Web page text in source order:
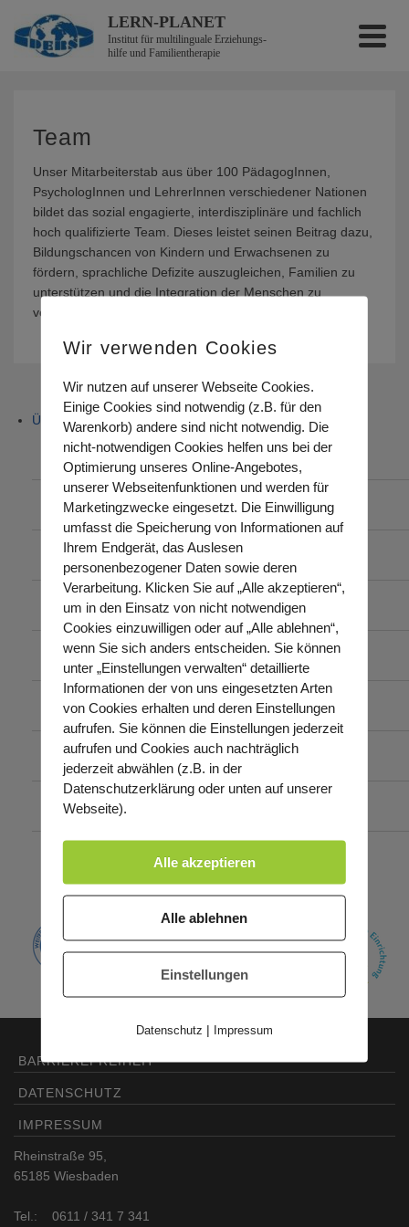
LERN-PLANET
Institut für multilinguale Erzieh­ungs­
hilfe und Familientherapie
Über uns
Benjamin Bulgay
Grußworte
Team
Räume
Leitbild
Ehrenamt
DERS-Verlag
Chronik
Team
Unser Mitarbeiterstab aus über 100 PädagogInnen,
PsychologInnen und LehrerInnen verschiedener Nationen
bildet das sozial engagierte, interdisziplinäre und fachlich
hoch qualifizierte Team. Dieses leistet seinen Beitrag dazu,
Bildungschancen von Kindern und Erwachsenen zu
fördern, sprachliche Defizite auszugleichen, Familien zu
unterstützen und die Integration der Menschen zu
verbessern.
BARRIEREFREIHEIT
DATENSCHUTZ
IMPRESSUM
Rheinstraße 95,
65185 Wiesbaden
Tel.: 0611 / 341 7 341
Wir verwenden Cookies
Wir nutzen auf unserer Webseite Cookies.
Einige Cookies sind notwendig (z.B. für den
Warenkorb) andere sind nicht notwendig. Die
nicht-notwendigen Cookies helfen uns bei der
Optimierung unseres Online-Angebotes,
unserer Webseitenfunktionen und werden für
Marketingzwecke eingesetzt. Die Einwilligung
umfasst die Speicherung von Informationen auf
Ihrem Endgerät, das Auslesen
personenbezogener Daten sowie deren
Verarbeitung. Klicken Sie auf „Alle akzeptieren“,
um in den Einsatz von nicht notwendigen
Cookies einzuwilligen oder auf „Alle ablehnen“,
wenn Sie sich anders entscheiden. Sie können
unter „Einstellungen verwalten“ detaillierte
Informationen der von uns eingesetzten Arten
von Cookies erhalten und deren Einstellungen
aufrufen. Sie können die Einstellungen jederzeit
aufrufen und Cookies auch nachträglich
jederzeit abwählen (z.B. in der
Datenschutzerklärung oder unten auf unserer
Webseite).
Alle akzeptieren
Alle ablehnen
Einstellungen
Datenschutz | Impressum